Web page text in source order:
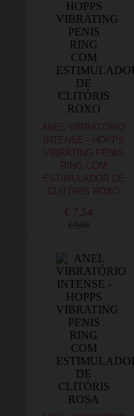
ANEL VIBRATÓRIO
INTENSE - HOPPS
VIBRATING PENIS
RING COM
ESTIMULADOR DE
CLITÓRIS ROXO
€ 7,54
€ 9,08